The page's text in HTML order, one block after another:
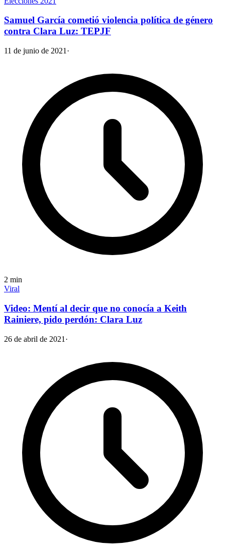
Samuel García cometió violencia política de género
contra Clara Luz: TEPJF
11 de junio de 2021 ·
2 min
Viral
Video: Mentí al decir que no conocía a Keith
Rainiere, pido perdón: Clara Luz
26 de abril de 2021 ·